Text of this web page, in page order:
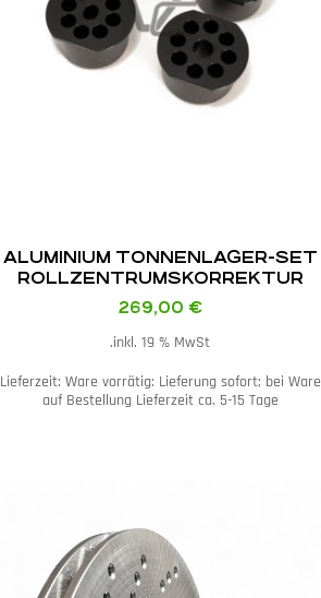
ALUMINIUM TONNENLAGER-SET
ROLLZENTRUMS­KORREKTUR
PASSEND FÜR BMW E46
269,00 €
inkl. 19 % MwSt.
Lieferzeit: Ware vorrätig: Lieferung sofort; bei Ware
auf Bestellung Lieferzeit ca. 5-15 Tage